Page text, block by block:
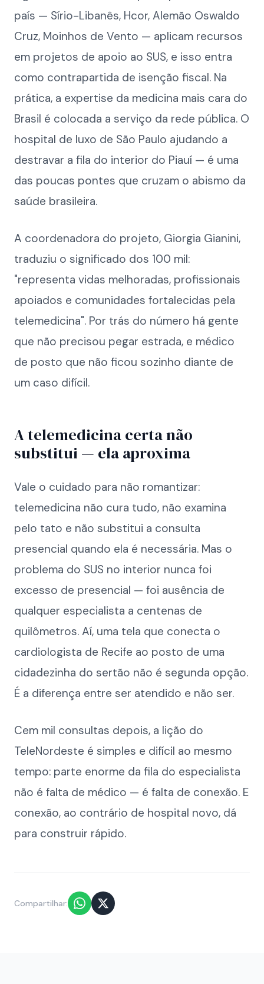
país — Sírio-Libanês, Hcor, Alemão Oswaldo
Cruz, Moinhos de Vento — aplicam recursos
em projetos de apoio ao SUS, e isso entra
como contrapartida de isenção fiscal. Na
prática, a expertise da medicina mais cara do
Brasil é colocada a serviço da rede pública. O
hospital de luxo de São Paulo ajudando a
destravar a fila do interior do Piauí — é uma
das poucas pontes que cruzam o abismo da
saúde brasileira.
A coordenadora do projeto, Giorgia Gianini,
traduziu o significado dos 100 mil:
"representa vidas melhoradas, profissionais
apoiados e comunidades fortalecidas pela
telemedicina". Por trás do número há gente
que não precisou pegar estrada, e médico
de posto que não ficou sozinho diante de
um caso difícil.
A telemedicina certa não
substitui — ela aproxima
Vale o cuidado para não romantizar:
telemedicina não cura tudo, não examina
pelo tato e não substitui a consulta
presencial quando ela é necessária. Mas o
problema do SUS no interior nunca foi
excesso de presencial — foi ausência de
qualquer especialista a centenas de
quilômetros. Aí, uma tela que conecta o
cardiologista de Recife ao posto de uma
cidadezinha do sertão não é segunda opção.
É a diferença entre ser atendido e não ser.
Cem mil consultas depois, a lição do
TeleNordeste é simples e difícil ao mesmo
tempo: parte enorme da fila do especialista
não é falta de médico — é falta de conexão. E
conexão, ao contrário de hospital novo, dá
para construir rápido.
Compartilhar: